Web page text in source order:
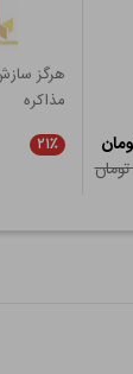
هرگز
مذاکره
۲۱٪